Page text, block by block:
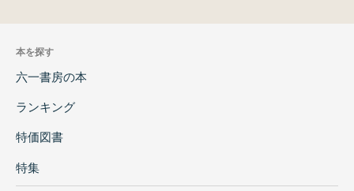
本を探す
六一書房の本
ランキング
特価図書
特集